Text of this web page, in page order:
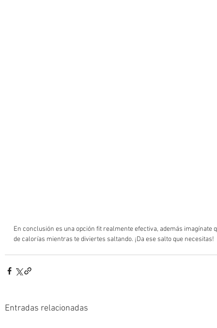
En conclusión es una opción fit realmente efectiva, además imagínate
de calorías mientras te diviertes saltando. ¡Da ese salto que necesitas!
Entradas relacionadas